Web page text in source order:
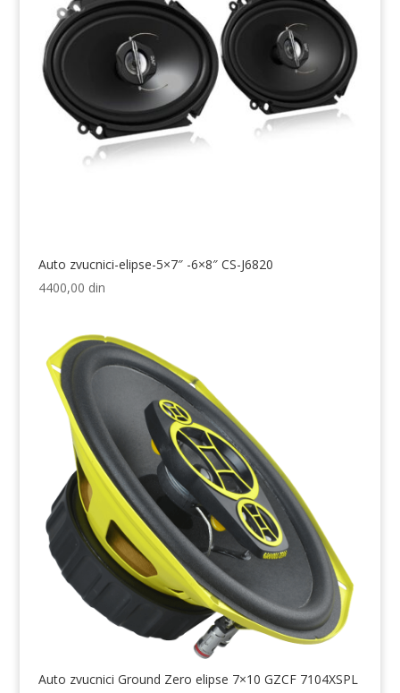
Auto zvucnici-elipse-5×7″ -6×8″ CS-J6820
4400,00 din
Auto zvucnici Ground Zero elipse 7×10 GZCF 7104XSPL